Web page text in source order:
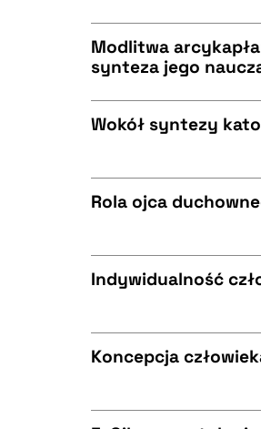
BIBTEX
BIBTEX
Modlitwa
synteza jego
BIBTEX
Wokół syntezy
BIBTEX
Rola ojca
BIBTEX
Indywidualność
Koncepcja